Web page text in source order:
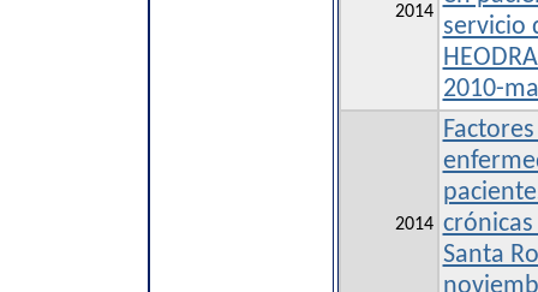
2014
servicio
2010-
2014
Santa